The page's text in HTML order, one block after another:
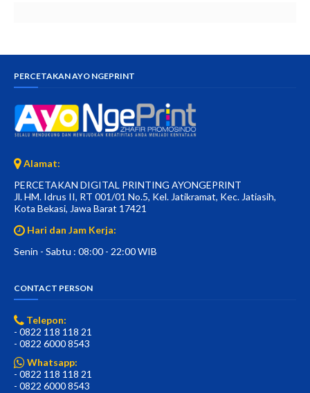
PERCETAKAN AYO NGEPRINT
Alamat:
PERCETAKAN DIGITAL PRINTING AYONGEPRINT
Jl. HM. Idrus II, RT 001/01 No.5, Kel. Jatikramat, Kec. Jatiasih,
Kota Bekasi, Jawa Barat 17421
Hari dan Jam Kerja:
Senin - Sabtu : 08:00 - 22:00 WIB
CONTACT PERSON
Telepon:
- 0822 118 118 21
- 0822 6000 8543
Whatsapp:
- 0822 118 118 21
- 0822 6000 8543